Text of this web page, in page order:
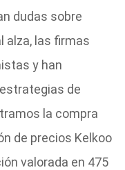
dudas sobre
alza, las firmas
y han
de
la compra
de precios Kelkoo
valorada en 475